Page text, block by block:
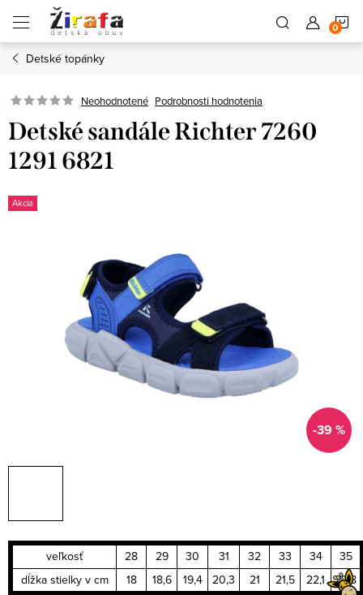
obsah
Detské topánky
Neohodnotené Podrobnosti hodnotenia
Detské sandále Richter 7260
1291 6821
Akcia
-39 %
veľkosť 28 29 30 31 32 33 34
35
dĺžka stielky v cm
18 18,6 19,4 20,3 21 21,5 22,1
22,8